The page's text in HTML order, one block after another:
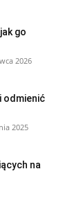
go
2026
odmienić
2025
na